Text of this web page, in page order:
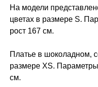
На модели
цветах в размере S.
рост 167 см.
Платье в шоколадном,
размере XS.
см.